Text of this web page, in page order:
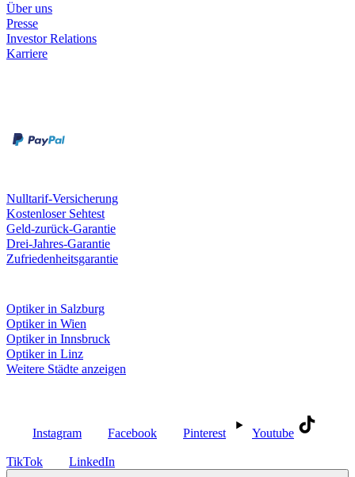
Über uns
Presse
Investor Relations
Karriere
Nulltarif-Versicherung
Kostenloser Sehtest
Geld-zurück-Garantie
Drei-Jahres-Garantie
Zufriedenheitsgarantie
Optiker in Salzburg
Optiker in Wien
Optiker in Innsbruck
Optiker in Linz
Weitere Städte anzeigen
Instagram Facebook Pinterest Youtube
TikTok LinkedIn